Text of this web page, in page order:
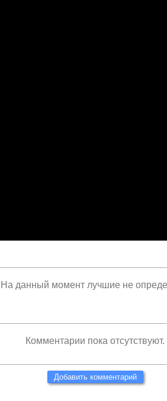
На данный момент лучшие не
Комментарии пока отсутствуют.
Добавить комментарий